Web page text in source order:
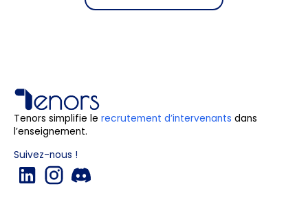
Tenors simplifie le recrutement d’intervenants dans
l’enseignement.
Suivez-nous !